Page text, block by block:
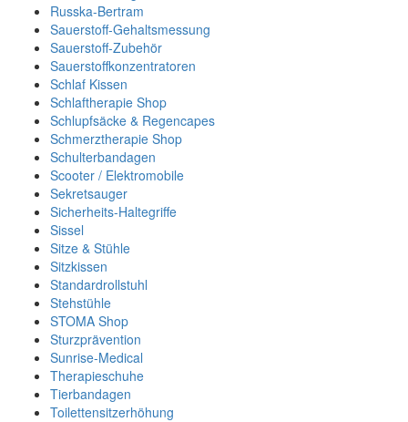
Russka-Bertram
Sauerstoff-Gehaltsmessung
Sauerstoff-Zubehör
Sauerstoffkonzentratoren
Schlaf Kissen
Schlaftherapie Shop
Schlupfsäcke & Regencapes
Schmerztherapie Shop
Schulterbandagen
Scooter / Elektromobile
Sekretsauger
Sicherheits-Haltegriffe
Sissel
Sitze & Stühle
Sitzkissen
Standardrollstuhl
Stehstühle
STOMA Shop
Sturzprävention
Sunrise-Medical
Therapieschuhe
Tierbandagen
Toilettensitzerhöhung